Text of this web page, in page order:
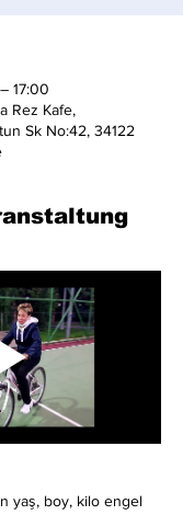
17:00
Rez Kafe,
Sk No:42, 34122
yaş, boy, kilo engel